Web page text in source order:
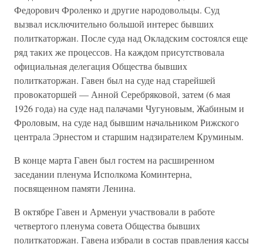
Федорович Фроленко и другие народовольцы. Суд
вызвал исключительно большой интерес бывших
политкаторжан. После суда над Окладским состоялся еще
ряд таких же процессов. На каждом присутствовала
официальная делегация Общества бывших
политкаторжан. Гавен был на суде над старейшей
провокаторшей — Анной Серебряковой, затем (6 мая
1926 года) на суде над палачами Чугуновым, Жабиным и
Фроловым, на суде над бывшим начальником Рижского
централа Эрнестом и старшим надзирателем Круминым.
В конце марта Гавен был гостем на расширенном
заседании пленума Исполкома Коминтерна,
посвященном памяти Ленина.
В октябре Гавен и Арменуи участвовали в работе
четвертого пленума совета Общества бывших
политкаторжан. Гавена избрали в состав правления кассы